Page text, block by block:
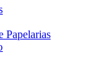
Papelarias